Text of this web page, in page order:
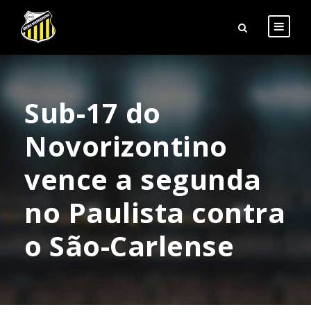
Sub-17 do
Novorizontino
vence a segunda
no Paulista contra
o São-Carlense